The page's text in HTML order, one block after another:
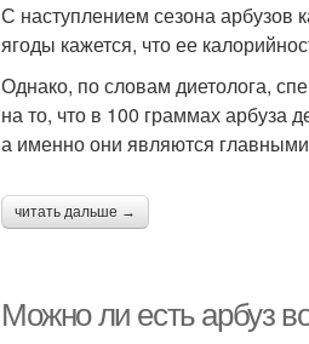
С наступлением сезона арбузов
ягоды кажется, что ее
Однако, по словам диетолога,
на то, что в 100 граммах арбуза
а именно они являются
читать дальше →
Можно ли есть арбуз